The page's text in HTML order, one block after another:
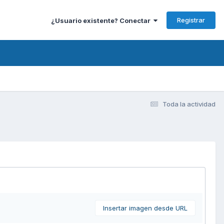
¿Usuario existente? Conectar Registrar
Toda la actividad
Insertar imagen desde URL